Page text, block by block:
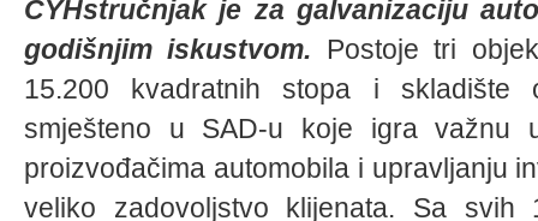
CYHstručnjak je za galvanizaciju
godišnjim iskustvom. Postoje tri
15.200 kvadratnih stopa i skladište
smješteno u SAD-u koje igra važnu
proizvođačima automobila i upravljanju
veliko zadovoljstvo klijenata. Sa